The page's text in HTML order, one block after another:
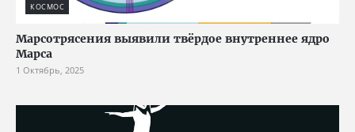
КОСМОС
Марсотрясения выявили твёрдое внутреннее ядро
Марса
1 Октябрь, 2025